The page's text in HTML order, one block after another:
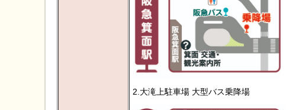
2.大滝上駐車場 大型バス乗降場